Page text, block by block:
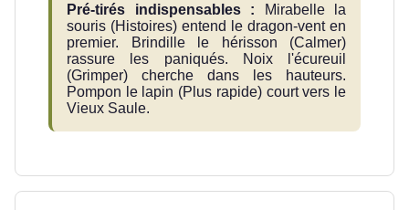
Pré-tirés indispensables : Mirabelle la
souris (Histoires) entend le dragon-vent en
premier. Brindille le hérisson (Calmer)
rassure les paniqués. Noix l'écureuil
(Grimper) cherche dans les hauteurs.
Pompon le lapin (Plus rapide) court vers le
Vieux Saule.